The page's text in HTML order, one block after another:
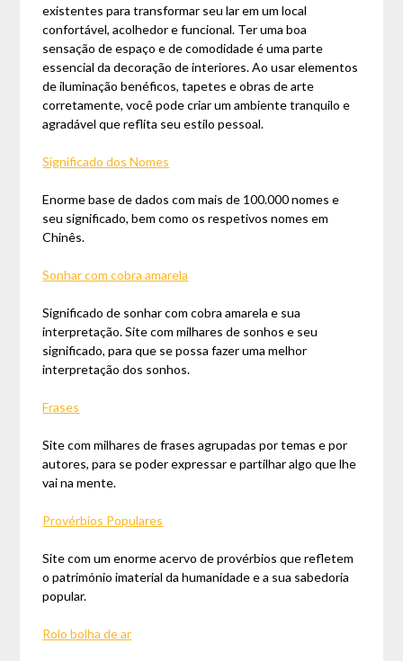
existentes para transformar seu lar em um local
confortável, acolhedor e funcional. Ter uma boa
sensação de espaço e de comodidade é uma parte
essencial da decoração de interiores. Ao usar elementos
de iluminação benéficos, tapetes e obras de arte
corretamente, você pode criar um ambiente tranquilo e
agradável que reflita seu estilo pessoal.
Significado dos Nomes
Enorme base de dados com mais de 100.000 nomes e
seu significado, bem como os respetivos nomes em
Chinês.
Sonhar com cobra amarela
Significado de sonhar com cobra amarela e sua
interpretação. Site com milhares de sonhos e seu
significado, para que se possa fazer uma melhor
interpretação dos sonhos.
Frases
Site com milhares de frases agrupadas por temas e por
autores, para se poder expressar e partilhar algo que lhe
vai na mente.
Provérbios Populares
Site com um enorme acervo de provérbios que refletem
o património imaterial da humanidade e a sua sabedoria
popular.
Rolo bolha de ar